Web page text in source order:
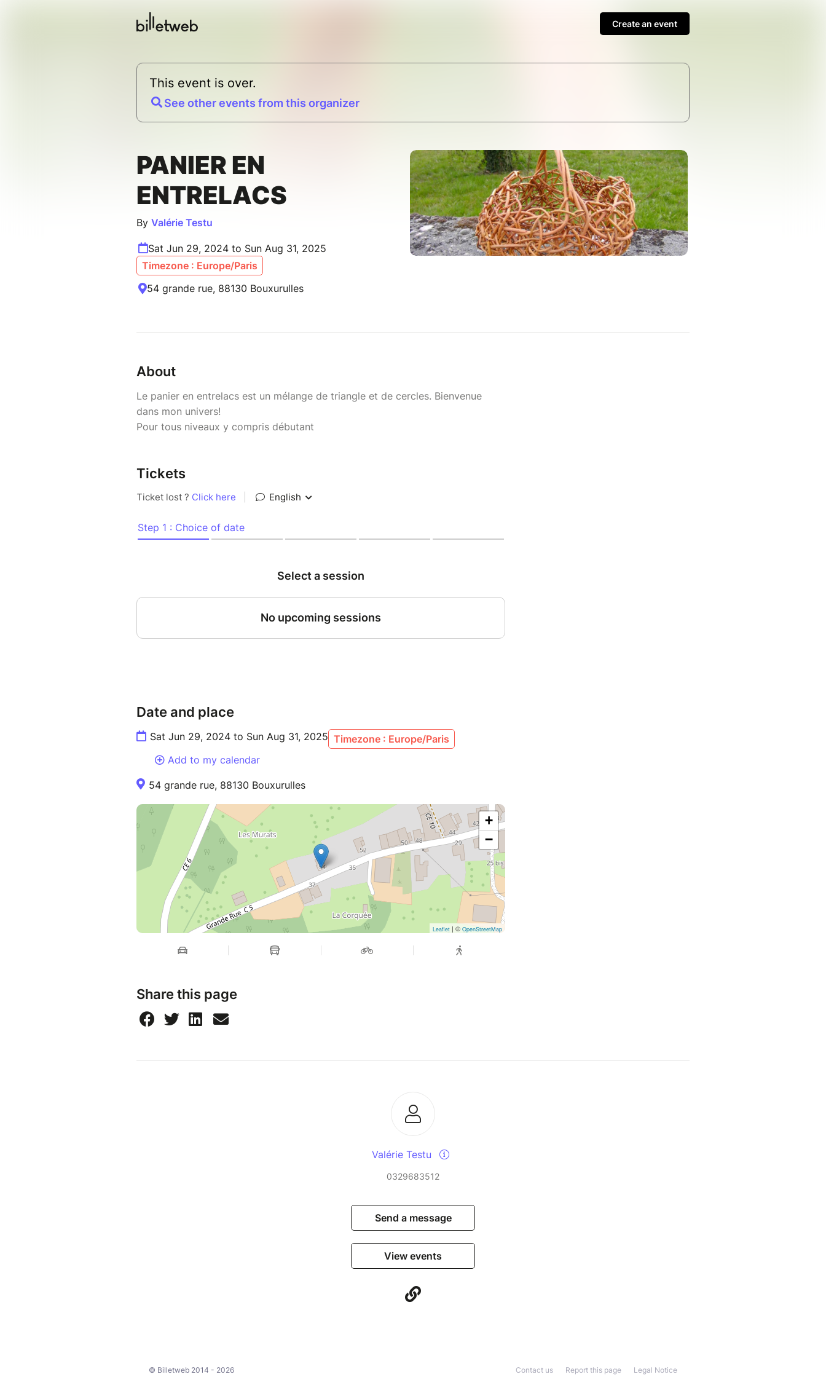
Create an event
This event is over.
See other events from this organizer
PANIER EN
ENTRELACS
By Valérie Testu
Sat Jun 29, 2024 to Sun Aug 31, 2025
Timezone : Europe/Paris
54 grande rue, 88130 Bouxurulles
About
Le panier en entrelacs est un mélange de triangle et de cercles. Bienvenue
dans mon univers!
Pour tous niveaux y compris débutant
Tickets
Date and place
Sat Jun 29, 2024 to Sun Aug 31, 2025 Timezone : Europe/Paris
Add to my calendar
54 grande rue, 88130 Bouxurulles
+
−
Leaflet | © OpenStreetMap
Share this page
Valérie Testu
0329683512
Send a message
View events
© Billetweb 2014 - 2026 Legal Notice
Report this page
Contact us